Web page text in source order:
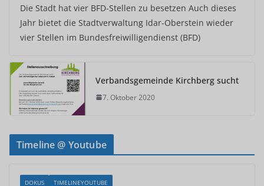
Die Stadt hat vier BFD-Stellen zu besetzen Auch dieses
Jahr bietet die Stadtverwaltung Idar-Oberstein wieder
vier Stellen im Bundesfreiwilligendienst (BFD)
Verbandsgemeinde Kirchberg sucht
7. Oktober 2020
Timeline @ Youtube
DOKUS TIMELINEYOUTUBE